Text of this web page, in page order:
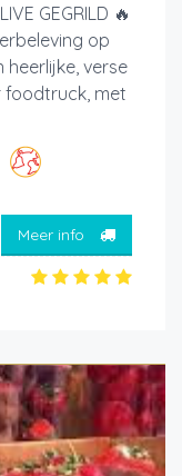
GEGRILD 🔥
op
heerlijke, verse
foodtruck, met
Meer info